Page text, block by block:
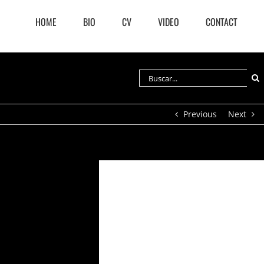
HOME BIO CV VIDEO CONTACT
Buscar:
Previous Next